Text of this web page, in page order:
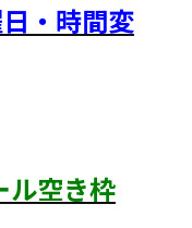
・時間変
ル空き枠